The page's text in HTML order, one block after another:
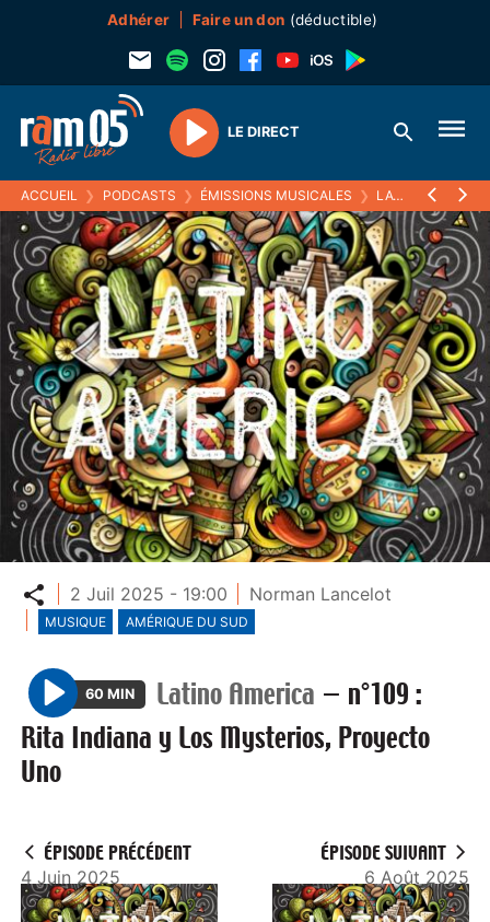
Adhérer Faire un don (déductible)
Play
LE DIRECT
ACCUEIL ❯ PODCASTS ❯ ÉMISSIONS MUSICALES ❯ LATINO AMERICA
Partager
2 Juil 2025 - 19:00 Norman Lancelot
MUSIQUE AMÉRIQUE DU SUD
P
l
a
60 MIN Latino America — n°109 :
Rita Indiana y Los Mysterios, Proyecto
Uno
ÉPISODE PRÉCÉDENT
4 Juin 2025
ÉPISODE SUIVANT
6 Août 2025